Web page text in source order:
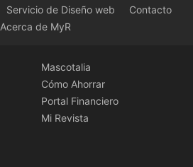
Servicio de Diseño web
Contacto
Acerca de MyR
Mascotalia
Cómo Ahorrar
Portal Financiero
Mi Revista